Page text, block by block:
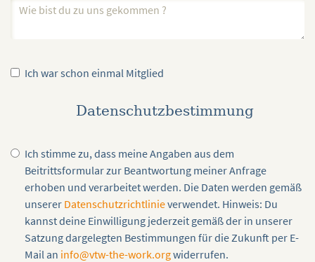
Ich war schon einmal Mitglied
Datenschutzbestimmung
Ich stimme zu, dass meine Angaben aus dem
Beitrittsformular zur Beantwortung meiner Anfrage
erhoben und verarbeitet werden. Die Daten werden gemäß
unserer Datenschutzrichtlinieverwendet. Hinweis: Du
kannst deine Einwilligung jederzeit gemäß der in unserer
Satzung dargelegten Bestimmungen für die Zukunft per E-
Mail an info@vtw-the-work.orgwiderrufen.